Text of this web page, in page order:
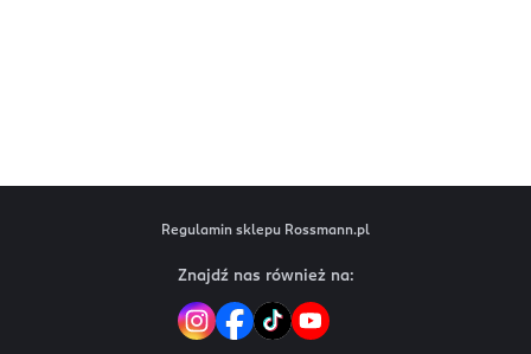
Regulamin sklepu Rossmann.pl
Znajdź nas również na: